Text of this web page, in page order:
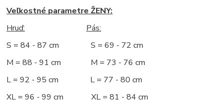
Veľkostné parametre ŽENY:
Hruď:
Pás:
S = 84 - 87 cm S = 69 - 72 cm
M = 88 - 91 cm M = 73 - 76 cm
L = 92 - 95 cm L = 77 - 80 cm
XL = 96 - 99 cm XL = 81 - 84 cm